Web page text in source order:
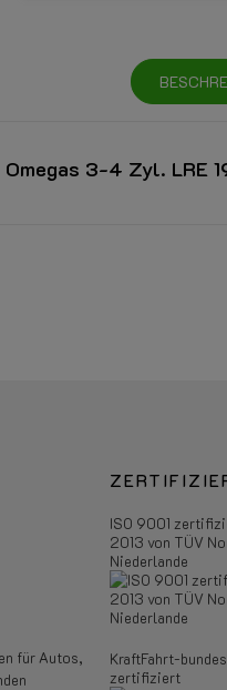
3-4 Zyl. LRE
für Autos,
ISO 9001
2013 von TÜV
Niederlande
KraftFahrt-
zertifiziert